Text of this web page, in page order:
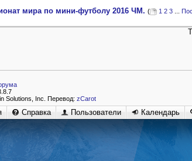
мира по мини-футболу 2016 ЧМ. ( 1 2 3
Solutions, Inc. Перевод: zCarot
Справка Пользователи Календарь